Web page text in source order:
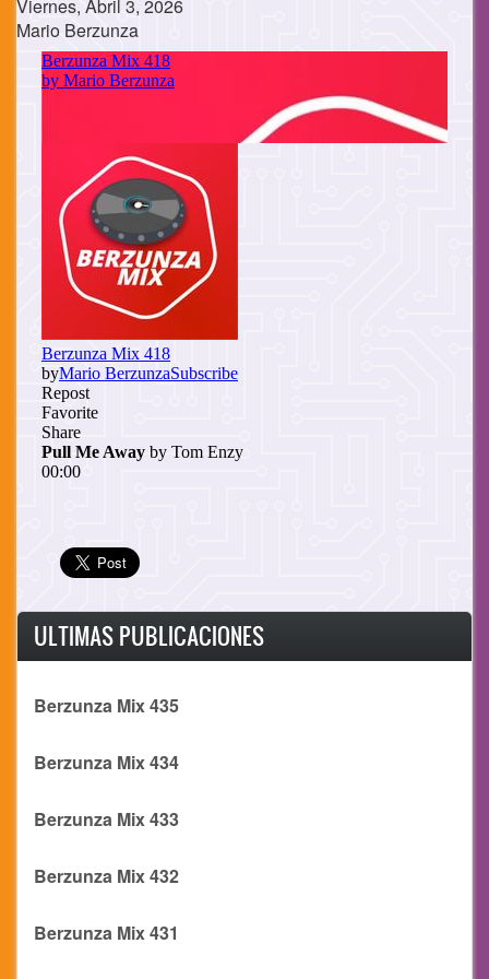
Viernes, Abril 3, 2026
Mario Berzunza
Cuerpo
ULTIMAS PUBLICACIONES
Berzunza Mix 435
Berzunza Mix 434
Berzunza Mix 433
Berzunza Mix 432
Berzunza Mix 431